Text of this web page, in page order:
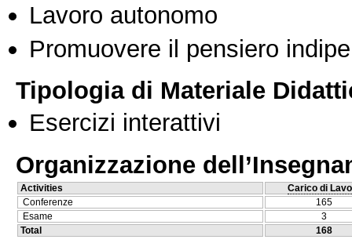
Lavoro autonomo
Promuovere il pensiero
Tipologia di Materiale
Esercizi interattivi
Organizzazione
Activities
Carico di
Conferenze
165
Esame
3
Total
168